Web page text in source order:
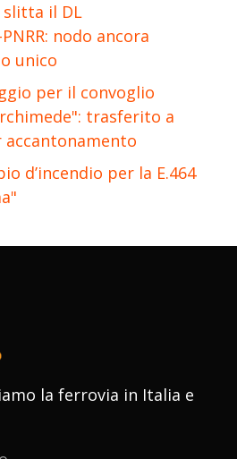
slitta il DL
nodo ancora
unico
per il convoglio
trasferito a
accantonamento
d’incendio per la E.464
la ferrovia in Italia e